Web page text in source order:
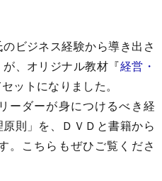
ビジネス経験から導き出さ
、オリジナル教材『経営・
ットになりました。
ーダーが身につけるべき経
則」を、ＤＶＤと書籍から
。こちらもぜひご覧くださ